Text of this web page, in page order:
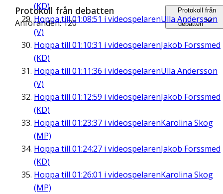
(KD)
Hoppa till01:08:51 i videospelarenUlla Andersson
(V)
Hoppa till 01:10:31 i videospelarenJakob Forssmed
(KD)
Hoppa till 01:11:36 i videospelarenUlla Andersson
(V)
Hoppa till 01:12:59 i videospelarenJakob Forssmed
(KD)
Hoppa till 01:23:37 i videospelarenKarolina Skog
(MP)
Hoppa till 01:24:27 i videospelarenJakob Forssmed
(KD)
Hoppa till 01:26:01 i videospelarenKarolina Skog
(MP)
Protokoll från debatten
Anföranden: 120
Protokoll från
debatten